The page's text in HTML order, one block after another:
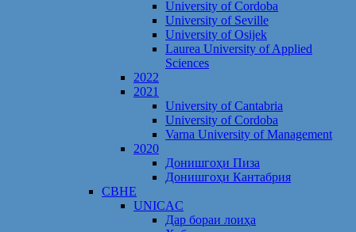
University of Cordoba
University of Seville
University of Osijek
Laurea University of Applied
Sciences
2022
2021
University of Cantabria
University of Cordoba
Varna University of Management
2020
Донишгоҳи Пиза
Донишгоҳи Кантабрия
CBHE
UNICAC
Дар бораи лоиҳа